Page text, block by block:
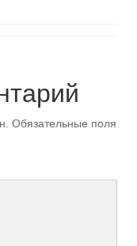
Обязательные поля